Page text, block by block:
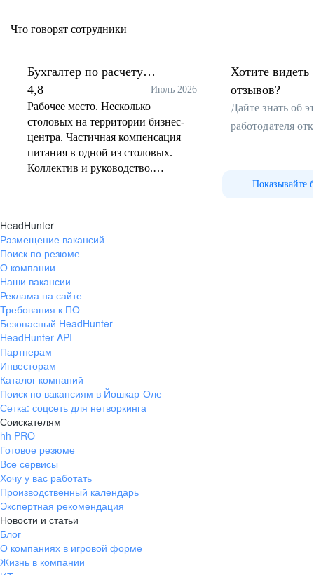
Что говорят сотрудники
Бухгалтер по расчету
заработной платы
4,8 Июль 2026
Рабочее место. Несколько
столовых на территории бизнес-
центра. Частичная компенсация
питания в одной из столовых.
Коллектив и руководство.
обеденный перерыв и 2 перерыва
по 15 мин в начале и конце дня.
Хорошо настроенные процессы
Настроенные процессы передачи
информации о выплатах
экономическому отделу через 1С:
Комплексная автоматизация.
Зарплата была средней по рынку в
период работы с 2016 по 2017
годы. Не смотря на то, что в
последствии оплату разделили на
оклад, переменную часть и KPI,
всегда получала зарплату в полном
зарплату выше, так как нагрузка
была высокая. Большое количество
различных ситуаций, которые
способствовали накоплению
опыта. Корпоративные
столовой, если носишь еду с
собой, и чайников и кулеров рядом
Хотите видеть
отзывов?
Дайте знать об
работодателя
Показывайте
HeadHunter
Размещение вакансий
Поиск по резюме
О компании
Наши вакансии
Реклама на сайте
Требования к ПО
Безопасный HeadHunter
HeadHunter API
Партнерам
Инвесторам
Каталог компаний
Поиск по вакансиям в Йошкар-Оле
Сетка: соцсеть для нетворкинга
Соискателям
hh PRO
Готовое резюме
Все сервисы
Хочу у вас работать
Производственный календарь
Экспертная рекомендация
Новости и статьи
Блог
О компаниях в игровой форме
Жизнь в компании